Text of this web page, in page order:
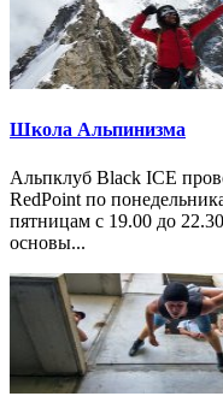
Школа Альпинизма
Альпклуб Black ICE
RedPoint по
пятницам с 19.00 до
основы...